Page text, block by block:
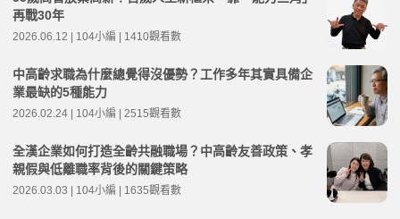
再戰30年
2026.06.12 | 104小編 | 1410觀看數
中高齡求職為什麼總覺得沒優勢？工作多年其實具備企
業最缺的5種能力
2026.02.24 | 104小編 | 2515觀看數
全漢企業如何打造全齡共融職場？中高齡友善政策、孝
親假與低離職率背後的關鍵策略
2026.03.03 | 104小編 | 1635觀看數